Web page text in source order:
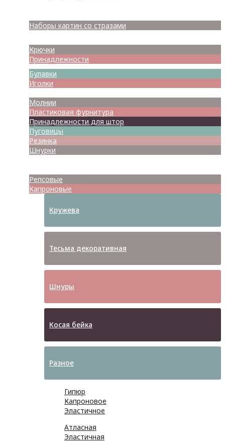
Наборы картин со стразами
Крючки
Принадлежности
Булавки
Иголки
Молнии
Пластиковая фурнитура
Принадлежности для штор
Пуговицы
Резинка
Шнурки
Репсовые
Капроновые
Кружева
Тесьма декоративная
Шнуры
Косая бейка
Разное
Гипюр
Капроновое
Эластичное
Атласная
Эластичная